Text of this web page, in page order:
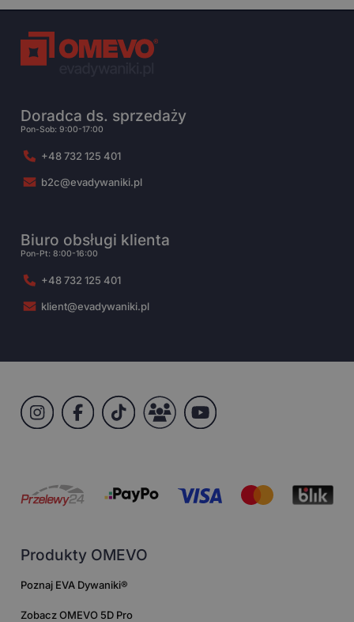
Doradca ds. sprzedaży
Pon-Sob: 9:00-17:00
+48 732 125 401
b2c@evadywaniki.pl
Biuro obsługi klienta
Pon-Pt: 8:00-16:00
+48 732 125 401
klient@evadywaniki.pl
Produkty OMEVO
Poznaj EVA Dywaniki®
Zobacz OMEVO 5D Pro